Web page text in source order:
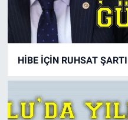
HİBE İÇİN RUHSAT